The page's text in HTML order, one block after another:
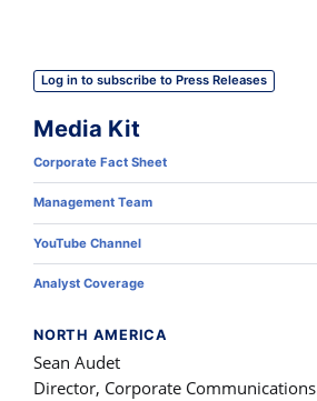
Log in to subscribe to Press Releases
Media Kit
Corporate Fact Sheet
Management Team
YouTube Channel
Analyst Coverage
NORTH AMERICA
Sean Audet
Director, Corporate Communications